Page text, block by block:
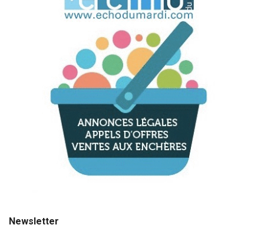
Newsletter